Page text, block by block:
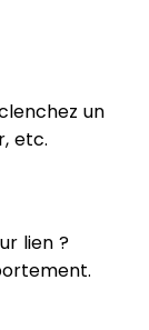
un
etc.
lien ?